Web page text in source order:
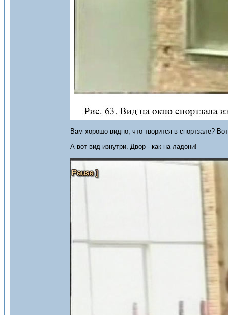
Вам хорошо видно, что творится в спортзале?
А вот вид изнутри. Двор - как на ладони!